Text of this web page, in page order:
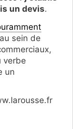
un devis.
sein de
verbe
un